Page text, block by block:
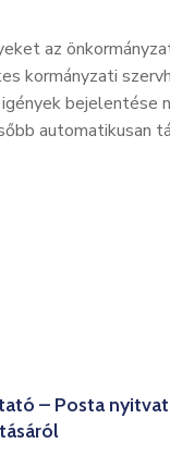
az
kormányzati
igények bejelentése
automatikusan
– Posta